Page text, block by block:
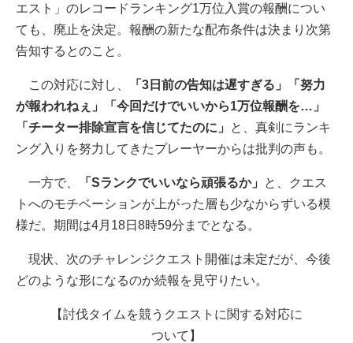
エスト」のレコードランキング1万位入賞の報酬につい
ても、廃止を決定。報酬の新たな配布条件は決まり次第
告知するとのこと。
この対応に対し、
「3日前の告知は遅すぎる」「努力
が報われねぇ」「今回だけでいいから1万位報酬を…」
「チーター排除宣言を信じてたのに」
と、真剣にランキ
ング入りを努力してきたプレーヤーからは批判の声も。
一方で、 「Sランクでいいなら頑張るか」
と、クエス
トへのモチベーションが上がった層も少なからずいる模
様だ。期間は4月18日8時59分までとなる。
現状、次のチャレンジクエスト開催は未定だが、今後
どのような形になるのか続報を見守りたい。
【討伐タイムを競うクエストに関する対応に
ついて】